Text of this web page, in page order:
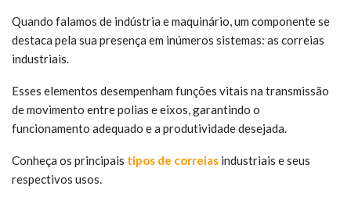
Quando falamos de indústria e maquinário, um componente se
destaca pela sua presença em inúmeros sistemas: as correias
industriais.
Esses elementos desempenham funções vitais na transmissão
de movimento entre polias e eixos, garantindo o
funcionamento adequado e a produtividade desejada.
Conheça os principais tipos de correias industriais e seus
respectivos usos.